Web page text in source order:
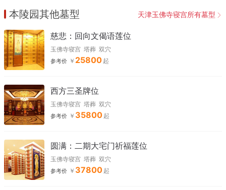
本陵园其他墓型 天津玉佛寺寝宫所有墓型
慈悲：回向文偈语莲位
玉佛寺寝宫 塔葬 双穴
参考价 25800
西方三圣牌位
玉佛寺寝宫 塔葬 双穴
参考价 35800
圆满：二期大宅门祈福莲位
玉佛寺寝宫 塔葬 双穴
参考价 37800